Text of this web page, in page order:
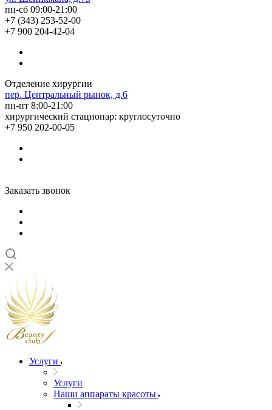
пн-сб 09:00-21:00
+7 (343) 253-52-00
+7 900 204-42-04
Отделение хирургии
пер. Центральный рынок, д.6
пн-пт 8:00-21:00
хирургический стационар: круглосуточно
+7 950 202-00-05
Заказать звонок
Услуги
Услуги
Наши аппараты красоты